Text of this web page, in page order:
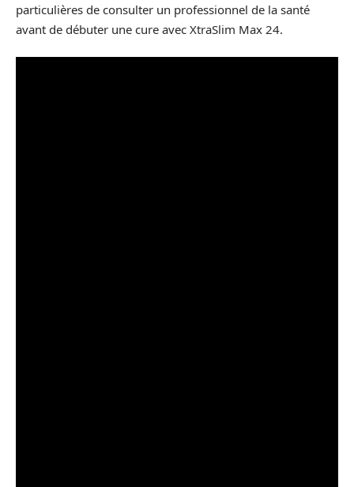
particulières de consulter un professionnel de la santé
avant de débuter une cure avec XtraSlim Max 24.